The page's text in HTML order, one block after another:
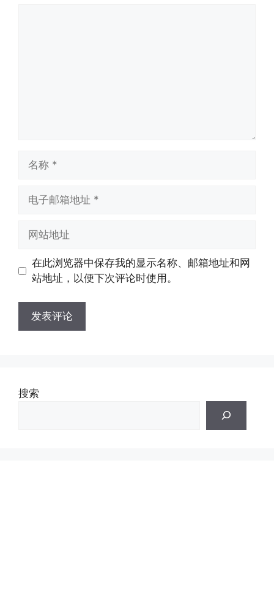
址
址
在此浏览器中保存我的显示名称、邮箱地址和网
站地址，以便下次评论时使用。
搜索